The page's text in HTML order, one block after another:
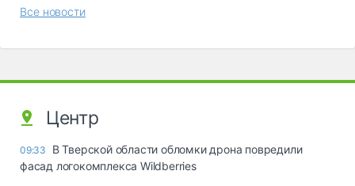
Все новости
Центр
09:33
В Тверской области обломки дрона повредили
фасад логокомплекса Wildberries